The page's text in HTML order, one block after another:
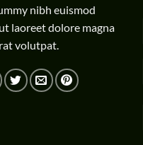
nibh euismod
laoreet dolore magna
volutpat.